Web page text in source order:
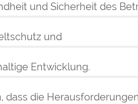
und Sicherheit des
und
Entwicklung.
dass die